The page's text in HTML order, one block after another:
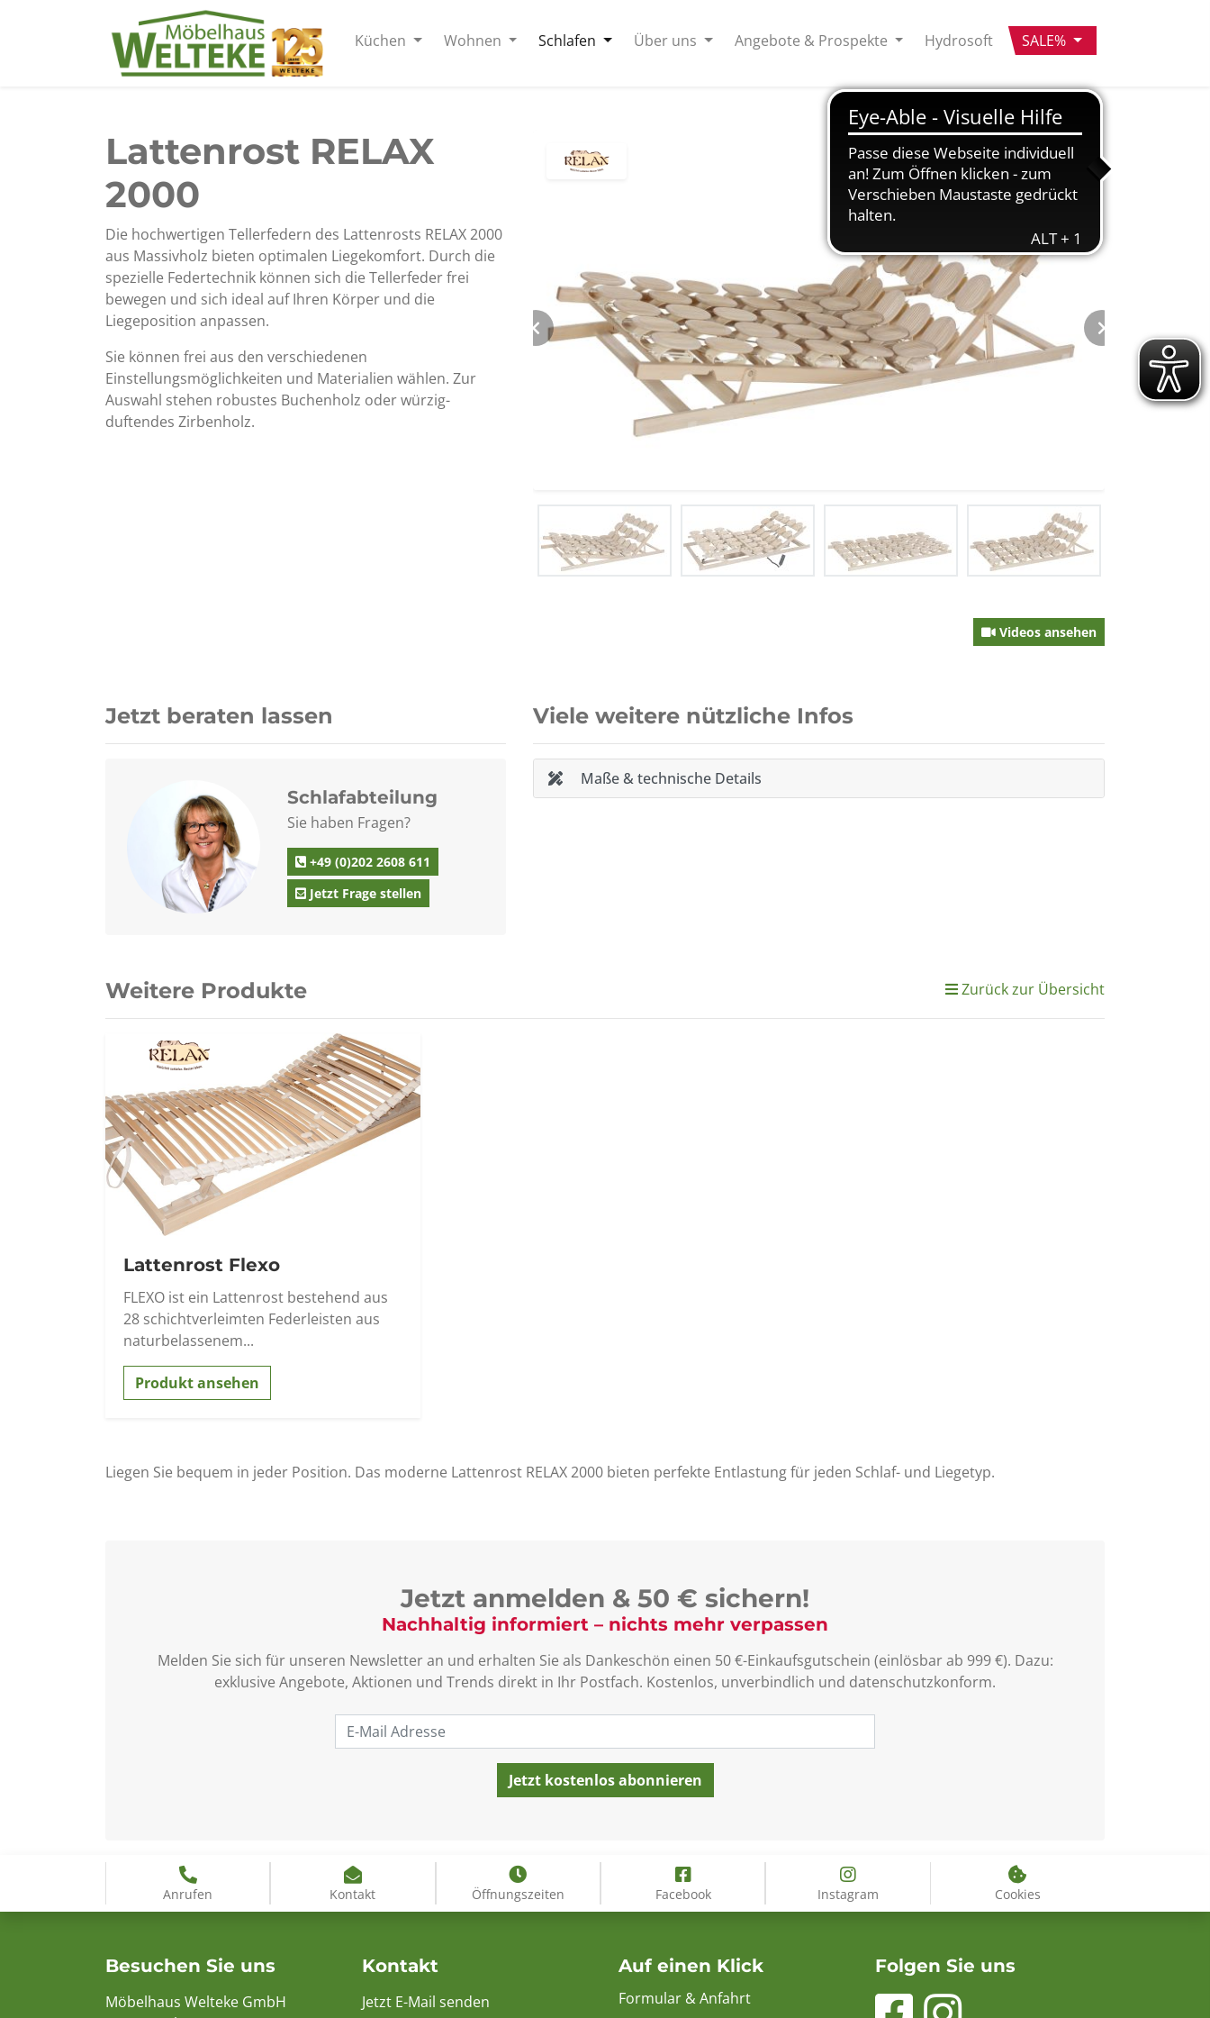
Küchen Wohnen Schlafen Über uns Angebote & Prospekte Hydrosoft SALE%
Videos ansehen
Lattenrost RELAX
2000
Die hochwertigen Tellerfedern des Lattenrosts RELAX 2000
aus Massivholz bieten optimalen Liegekomfort. Durch die
spezielle Federtechnik können sich die Tellerfeder frei
bewegen und sich ideal auf Ihren Körper und die
Liegeposition anpassen.
Sie können frei aus den verschiedenen
Einstellungsmöglichkeiten und Materialien wählen. Zur
Auswahl stehen robustes Buchenholz oder würzig-
duftendes Zirbenholz.
Viele weitere nützliche Infos
Maße & technische Details
Jetzt beraten lassen
Schlafabteilung
Sie haben Fragen?
+49 (0)202 2608 611
Jetzt Frage stellen
Weitere Produkte Zurück zur Übersicht
Lattenrost Flexo
FLEXO ist ein Lattenrost bestehend aus
28 schichtverleimten Federleisten aus
naturbelassenem...
Produkt ansehen
Liegen Sie bequem in jeder Position. Das moderne Lattenrost RELAX 2000 bieten perfekte Entlastung für jeden Schlaf- und Liegetyp.
Jetzt anmelden & 50 € sichern!
Nachhaltig informiert – nichts mehr verpassen
Melden Sie sich für unseren Newsletter an und erhalten Sie als Dankeschön einen 50 €-Einkaufsgutschein (einlösbar ab 999 €). Dazu:
exklusive Angebote, Aktionen und Trends direkt in Ihr Postfach. Kostenlos, unverbindlich und datenschutzkonform.
Anrufen Kontakt Öffnungszeiten Facebook Instagram Cookies
Besuchen Sie uns
Möbelhaus Welteke GmbH
Kontakt
Jetzt E-Mail senden
Auf einen Klick
Formular & Anfahrt
Folgen Sie uns